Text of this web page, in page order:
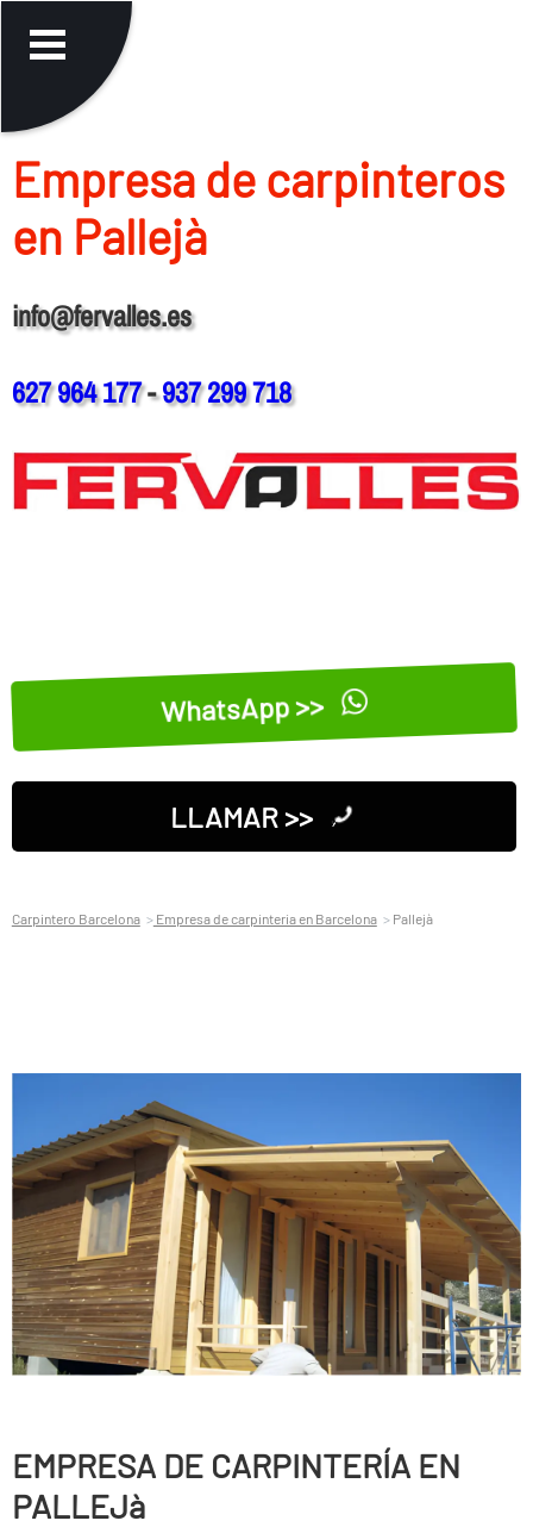
Empresa de carpinteros
en Pallejà
info@fervalles.es
627 964 177-937 299 718
WhatsApp >>
LLAMAR >>
Carpintero Barcelona Empresa de carpinteria en Barcelona Pallejà
EMPRESA DE CARPINTERÍ­A EN
PALLEJà